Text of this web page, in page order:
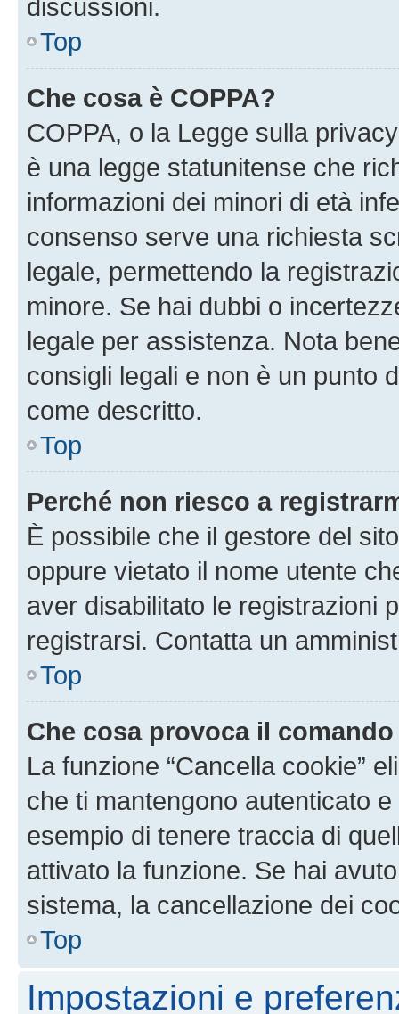
discussioni.
Top
Che cosa è COPPA?
COPPA, o la Legge sulla
è una legge statunitense che
informazioni dei minori di età
consenso serve una richiesta
legale, permettendo la
minore. Se hai dubbi o
legale per assistenza. Nota
consigli legali e non è un punto
come descritto.
Top
Perché non riesco a
È possibile che il gestore del
oppure vietato il nome utente
aver disabilitato le registrazioni
registrarsi. Contatta un
Top
Che cosa provoca il
La funzione “Cancella cookie”
che ti mantengono autenticato
esempio di tenere traccia di
attivato la funzione. Se hai
sistema, la cancellazione dei
Top
Impostazioni e